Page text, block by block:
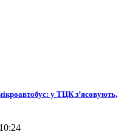
у ТЦК з’ясовують,